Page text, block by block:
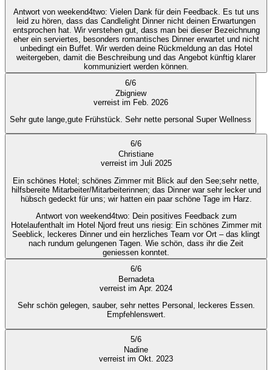
Antwort von weekend4two: Vielen Dank für dein Feedback. Es tut uns
leid zu hören, dass das Candlelight Dinner nicht deinen Erwartungen
entsprochen hat. Wir verstehen gut, dass man bei dieser Bezeichnung
eher ein serviertes, besonders romantisches Dinner erwartet und nicht
unbedingt ein Buffet. Wir werden deine Rückmeldung an das Hotel
weitergeben, damit die Beschreibung und das Angebot künftig klarer
kommuniziert werden können.
6/6
Zbigniew
verreist im Feb. 2026
Sehr gute lange,gute Frühstück. Sehr nette personal Super Wellness
6/6
Christiane
verreist im Juli 2025
Ein schönes Hotel; schönes Zimmer mit Blick auf den See;sehr nette,
hilfsbereite Mitarbeiter/Mitarbeiterinnen; das Dinner war sehr lecker und
hübsch gedeckt für uns; wir hatten ein paar schöne Tage im Harz.
Antwort von weekend4two: Dein positives Feedback zum
Hotelaufenthalt im Hotel Njord freut uns riesig: Ein schönes Zimmer mit
Seeblick, leckeres Dinner und ein herzliches Team vor Ort – das klingt
nach rundum gelungenen Tagen. Wie schön, dass ihr die Zeit
geniessen konntet.
6/6
Bernadeta
verreist im Apr. 2024
Sehr schön gelegen, sauber, sehr nettes Personal, leckeres Essen.
Empfehlenswert.
5/6
Nadine
verreist im Okt. 2023